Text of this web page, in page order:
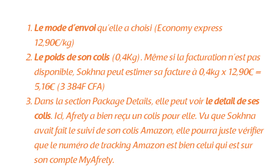
Le mode d’envoiqu’elle a choisi (Economy express
12,90€/kg)
Le poids de son colis (0,4Kg). Même si la facturation n’est pas
disponible, Sokhna peut estimer sa facture à 0,4kg x 12,90€ =
5,16€ (3 384F CFA)
Dans la section Package Details, elle peut voirle détail de ses
colis. Ici, Afrety a bien reçu un colis pour elle. Vu que Sokhna
avait fait le suivi de son colis Amazon, elle pourra juste vérifier
que le numéro de tracking Amazon est bien celui qui est sur
son compte MyAfrety.